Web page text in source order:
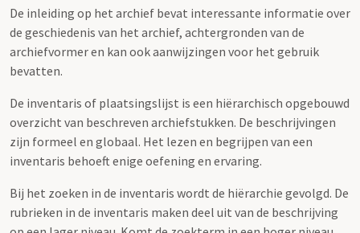
De inleiding op het archief bevat interessante informatie over
de geschiedenis van het archief, achtergronden van de
archiefvormer en kan ook aanwijzingen voor het gebruik
bevatten.
De inventaris of plaatsingslijst is een hiërarchisch opgebouwd
overzicht van beschreven archiefstukken. De beschrijvingen
zijn formeel en globaal. Het lezen en begrijpen van een
inventaris behoeft enige oefening en ervaring.
Bij het zoeken in de inventaris wordt de hiërarchie gevolgd. De
rubrieken in de inventaris maken deel uit van de beschrijving